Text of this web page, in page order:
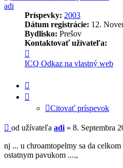
adi
Príspevky: 2003
Dátum registrácie: 12.
Bydlisko: Prešov
Kontaktovať užívateľa:
informácie
užívateľa
adi
ICQ Odkaz na vlastný web
Citovať príspevok
Príspevok
od užívateľa adi » 8. Septembra
nj ... u chroamtopelmy sa da
ostatnym pavukom ....,